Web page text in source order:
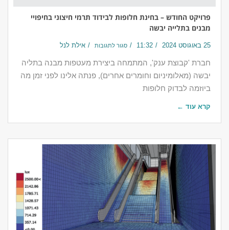
פרויקט החודש – בחינת חלופות לבידוד תרמי חיצוני בחיפויי
מבנים בתלייה יבשה
25 באוגוסט 2024 11:32 סגור לתגובות אילת לנל
חברת 'קבוצת ענק', המתמחה ביצירת מעטפות מבנה בתליה
יבשה (מאלומיניום וחומרים אחרים), פנתה אלינו לפני זמן מה
ביוזמה לבדוק חלופות
קרא עוד ←